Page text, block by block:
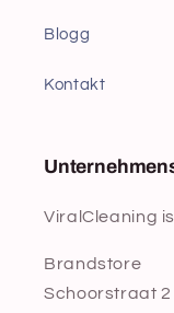
Blogg
Kontakt
ViralCleaning
Brandstore
Schoorstraat 2